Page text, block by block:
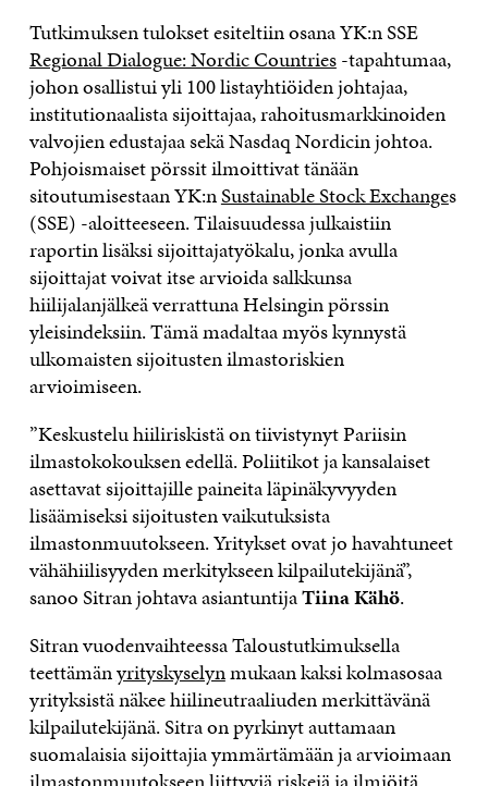
Tutkimuksen tulokset esiteltiin osana YK:n SSE
Regional Dialogue: Nordic Countries-tapahtumaa,
johon osallistui yli 100 listayhtiöiden johtajaa,
institutionaalista sijoittajaa, rahoitusmarkkinoiden
valvojien edustajaa sekä Nasdaq Nordicin johtoa.
Pohjoismaiset pörssit ilmoittivat tänään
sitoutumisestaan YK:nSustainable Stock Exchanges
(SSE) -aloitteeseen. Tilaisuudessa julkaistiin
raportin lisäksi sijoittajatyökalu, jonka avulla
sijoittajat voivat itse arvioida salkkunsa
hiilijalanjälkeä verrattuna Helsingin pörssin
yleisindeksiin. Tämä madaltaa myös kynnystä
ulkomaisten sijoitusten ilmastoriskien
arvioimiseen.
”Keskustelu hiiliriskistä on tiivistynyt Pariisin
ilmastokokouksen edellä. Poliitikot ja kansalaiset
asettavat sijoittajille paineita läpinäkyvyyden
lisäämiseksi sijoitusten vaikutuksista
ilmastonmuutokseen. Yritykset ovat jo havahtuneet
vähähiilisyyden merkitykseen kilpailutekijänä”,
sanoo Sitran johtava asiantuntijaTiina Kähö.
Sitran vuodenvaihteessa Taloustutkimuksella
teettämänyrityskyselynmukaan kaksi kolmasosaa
yrityksistä näkee hiilineutraaliuden merkittävänä
kilpailutekijänä. Sitra on pyrkinyt auttamaan
suomalaisia sijoittajia ymmärtämään ja arvioimaan